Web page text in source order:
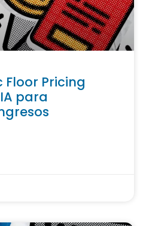
Floor Pricing
para